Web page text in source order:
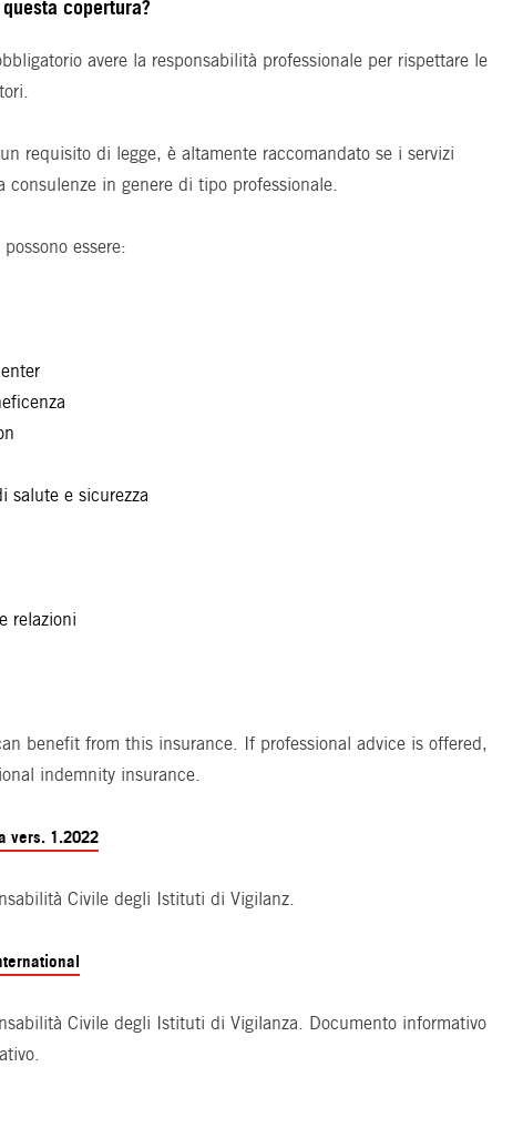
copertura?
avere la responsabilità professionale per rispettare le
requisito di legge, è altamente raccomandato se i servizi
consulenze in genere di tipo professionale.
essere:
salute e sicurezza
relazioni
benefit from this insurance. If professional advice is offered,
indemnity insurance.
vers. 1.2022
Civile degli Istituti di Vigilanz.
Civile degli Istituti di Vigilanza. Documento informativo